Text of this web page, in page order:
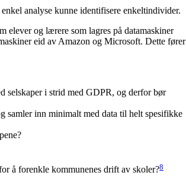
analyse kunne identifi­sere enkeltindivider.
elever og lærere som lagres på datamaskiner
eid av Amazon og Microsoft. Dette fører
selskaper i strid med GDPR, og derfor bør
samler inn minimalt med data til helt spesifikke
å forenkle kommunenes drift av skoler?8